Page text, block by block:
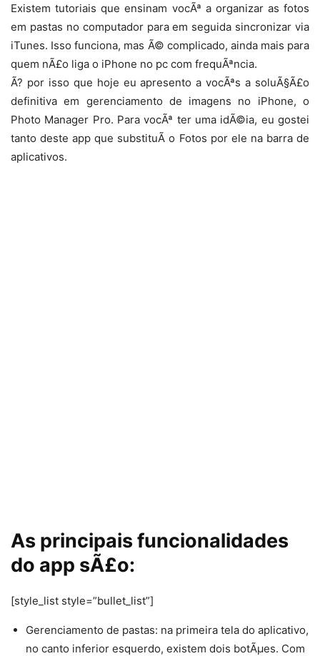
Existem tutoriais que ensinam vocÃª a organizar as fotos
em pastas no computador para em seguida sincronizar via
iTunes. Isso funciona, mas Ã© complicado, ainda mais para
quem nÃ£o liga o iPhone no pc com frequÃªncia.
Ã? por isso que hoje eu apresento a vocÃªs a soluÃ§Ã£o
definitiva em gerenciamento de imagens no iPhone, o
Photo Manager Pro. Para vocÃª ter uma idÃ©ia, eu gostei
tanto deste app que substituÃ­ o Fotos por ele na barra de
aplicativos.
As principais funcionalidades
do app sÃ£o:
[style_list style=”bullet_list”]
Gerenciamento de pastas: na primeira tela do aplicativo,
no canto inferior esquerdo, existem dois botÃµes. Com